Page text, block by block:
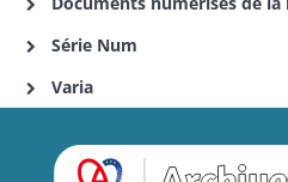
Série Num
Varia